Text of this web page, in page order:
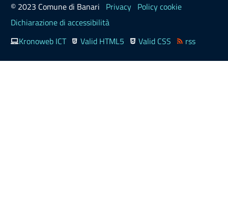
© 2023 Comune di Banari Privacy Policy cookie
Dichiarazione di accessibilità
Kronoweb ICT
Valid HTML5 Valid CSS rss